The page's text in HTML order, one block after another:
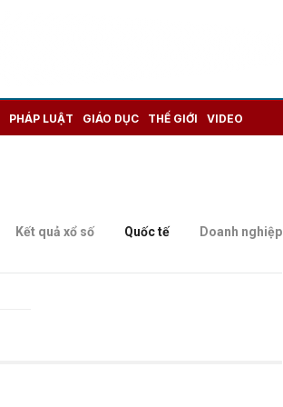
PHÁP LUẬT GIÁO DỤC THẾ GIỚI VIDEO
Kết quả xổ số Quốc tế Doanh nghiệp